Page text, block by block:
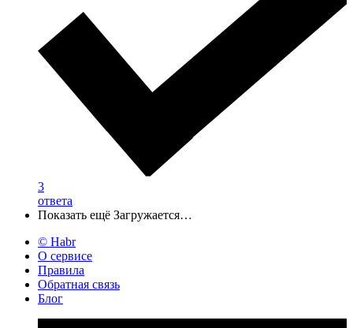
3
ответа
Показать ещё Загружается…
© Habr
О сервисе
Правила
Обратная связь
Блог